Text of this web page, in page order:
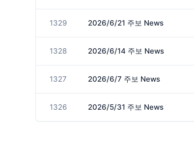
1329 2026/6/21 주보 News
1328 2026/6/14 주보 News
1327 2026/6/7 주보 News
1326 2026/5/31 주보 News